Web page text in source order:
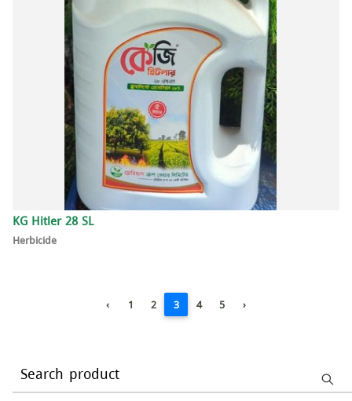
KG Hitler 28 SL
Herbicide
‹ 1 2 3 4 5 ›
Search product